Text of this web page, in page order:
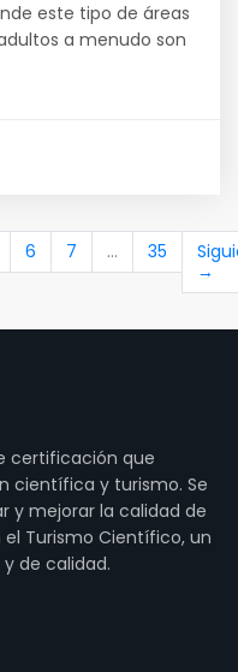
este tipo de áreas
a menudo son
6 7 … 35
→
certificación que
científica y turismo. Se
y mejorar la calidad de
Turismo Científico, un
de calidad.